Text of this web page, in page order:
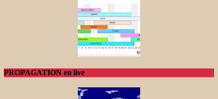
PROPAGATION en live